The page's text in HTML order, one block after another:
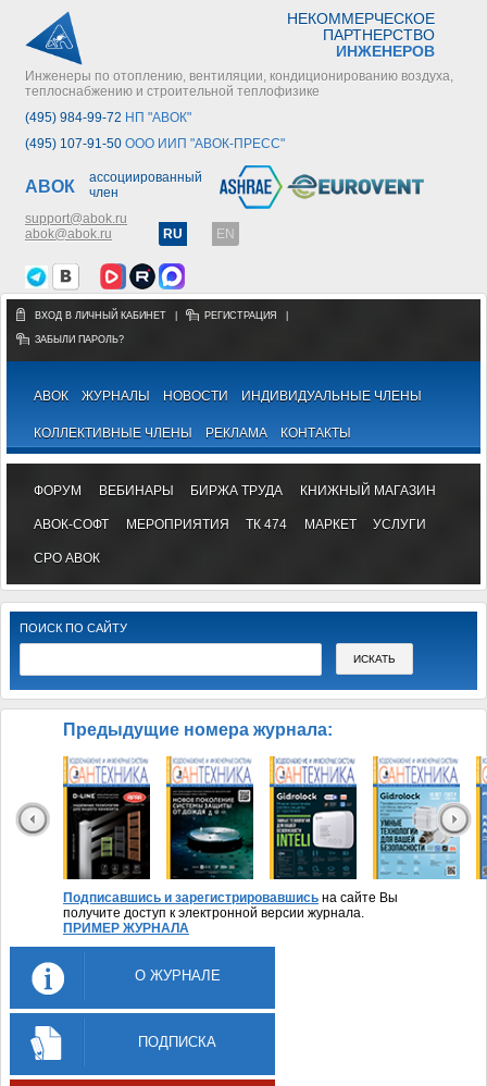
НЕКОММЕРЧЕСКОЕ
ПАРТНЕРСТВО
ИНЖЕНЕРОВ
Инженеры по отоплению, вентиляции, кондиционированию воздуха,
теплоснабжению и строительной теплофизике
(495) 984-99-72 НП "АВОК"
(495) 107-91-50 ООО ИИП "АВОК-ПРЕСС"
АВОК
ассоциированный
член
support@abok.ru
abok@abok.ru
RU EN
ВХОД В ЛИЧНЫЙ КАБИНЕТ РЕГИСТРАЦИЯ
ЗАБЫЛИ ПАРОЛЬ?
АВОК ЖУРНАЛЫ НОВОСТИ ИНДИВИДУАЛЬНЫЕ ЧЛЕНЫ
КОЛЛЕКТИВНЫЕ ЧЛЕНЫ РЕКЛАМА КОНТАКТЫ
ФОРУМ ВЕБИНАРЫ БИРЖА ТРУДА КНИЖНЫЙ МАГАЗИН
АВОК-СОФТ МЕРОПРИЯТИЯ ТК 474 МАРКЕТ УСЛУГИ
СРО АВОК
ПОИСК ПО САЙТУ
Предыдущие номера журнала:
Подписавшись и зарегистрировавшись на сайте Вы
получите доступ к электронной версии журнала.
ПРИМЕР ЖУРНАЛА
О ЖУРНАЛЕ
ПОДПИСКА